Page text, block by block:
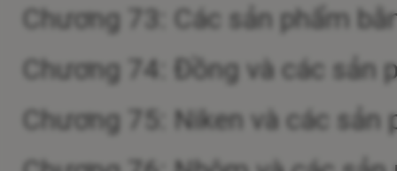
Chương 73: Các sản phẩm
Chương 74: Đồng và các sản
Chương 75: Niken và các sản